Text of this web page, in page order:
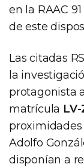
en la RAAC
de este
Las citadas
la
protagonista
matrícula
Adolfo
disponían a